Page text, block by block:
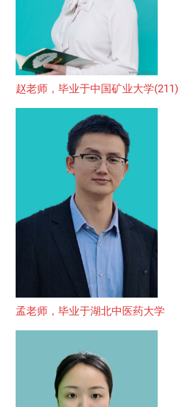
赵老师，毕业于中国矿业大学(211)
孟老师，毕业于湖北中医药大学